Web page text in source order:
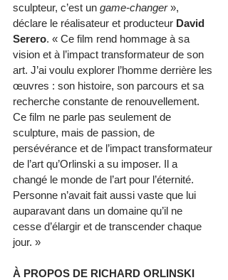
sculpteur, c’est un game-changer »,
déclare le réalisateur et producteur David
Serero. « Ce film rend hommage à sa
vision et à l’impact transformateur de son
art. J’ai voulu explorer l’homme derrière les
œuvres : son histoire, son parcours et sa
recherche constante de renouvellement.
Ce film ne parle pas seulement de
sculpture, mais de passion, de
persévérance et de l’impact transformateur
de l’art qu’Orlinski a su imposer. Il a
changé le monde de l’art pour l’éternité.
Personne n’avait fait aussi vaste que lui
auparavant dans un domaine qu’il ne
cesse d’élargir et de transcender chaque
jour. »
À PROPOS DE RICHARD ORLINSKI